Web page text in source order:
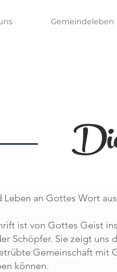
Gemeindeleben
an Gottes Wort
ist von Gottes Geist
Schöpfer. Sie zeigt uns
Gemeinschaft mit
können.